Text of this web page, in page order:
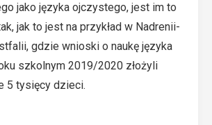
jako języka ojczystego, jest im to
jak to jest na przykład w Nadrenii-
gdzie wnioski o naukę języka
szkolnym 2019/2020 złożyli
5 tysięcy dzieci.